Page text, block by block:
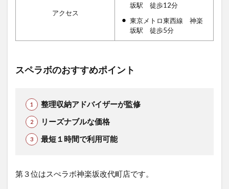
アクセス
坂駅 徒歩12分
東京メトロ東西線 神楽
坂駅 徒歩5分
スペラボのおすすめポイント
整理収納アドバイザーが監修
リーズナブルな価格
最短１時間で利用可能
第３位はスぺラボ神楽坂改代町店です。